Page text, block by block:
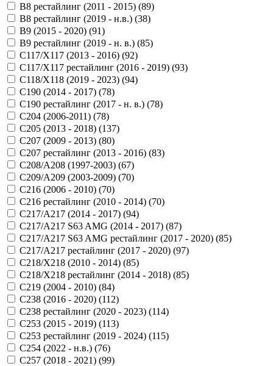
B8 рестайлинг (2011 - 2015) (89)
B8 рестайлинг (2019 - н.в.) (38)
B9 (2015 - 2020) (91)
B9 рестайлинг (2019 - н. в.) (85)
C117/X117 (2013 - 2016) (92)
C117/X117 рестайлинг (2016 - 2019) (93)
C118/X118 (2019 - 2023) (94)
C190 (2014 - 2017) (78)
C190 рестайлинг (2017 - н. в.) (78)
C204 (2006-2011) (78)
C205 (2013 - 2018) (137)
C207 (2009 - 2013) (80)
C207 рестайлинг (2013 - 2016) (83)
C208/A208 (1997-2003) (67)
C209/A209 (2003-2009) (70)
C216 (2006 - 2010) (70)
C216 рестайлинг (2010 - 2014) (70)
C217/A217 (2014 - 2017) (94)
C217/A217 S63 AMG (2014 - 2017) (87)
C217/A217 S63 AMG рестайлинг (2017 - 2020) (85)
C217/A217 рестайлинг (2017 - 2020) (97)
C218/X218 (2010 - 2014) (85)
C218/X218 рестайлинг (2014 - 2018) (85)
C219 (2004 - 2010) (84)
C238 (2016 - 2020) (112)
C238 рестайлинг (2020 - 2023) (114)
C253 (2015 - 2019) (113)
C253 рестайлинг (2019 - 2024) (115)
C254 (2022 - н.в.) (76)
C257 (2018 - 2021) (99)